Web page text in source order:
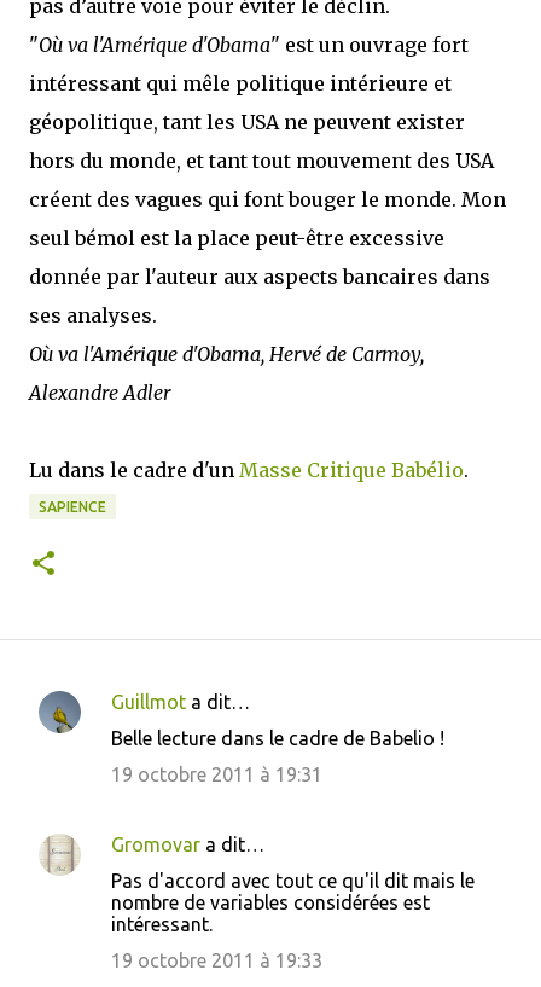
pas d’autre voie pour éviter le déclin.
"Où va l'Amérique d'Obama" est un ouvrage fort
intéressant qui mêle politique intérieure et
géopolitique, tant les USA ne peuvent exister
hors du monde, et tant tout mouvement des USA
créent des vagues qui font bouger le monde. Mon
seul bémol est la place peut-être excessive
donnée par l'auteur aux aspects bancaires dans
ses analyses.
Où va l'Amérique d'Obama, Hervé de Carmoy,
Alexandre Adler
Lu dans le cadre d'un Masse Critique Babélio.
SAPIENCE
C
e
Guillmot a dit…
Belle lecture dans le cadre de Babelio !
19 octobre 2011 à 19:31
Gromovar a dit…
Pas d'accord avec tout ce qu'il dit mais le
nombre de variables considérées est
intéressant.
19 octobre 2011 à 19:33